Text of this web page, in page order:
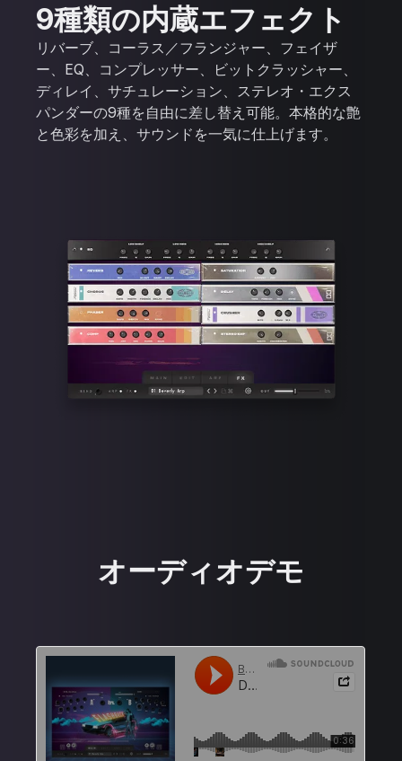
9種類の内蔵エフェクト
リバーブ、コーラス／フランジャー、フェイザ
ー、EQ、コンプレッサー、ビットクラッシャー、
ディレイ、サチュレーション、ステレオ・エクス
パンダーの9種を自由に差し替え可能。本格的な艶
と色彩を加え、サウンドを一気に仕上げます。
オーディオデモ